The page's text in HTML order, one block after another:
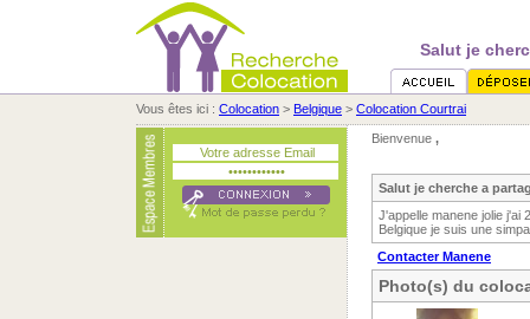
Salut je
Vous êtes ici : Colocation > Belgique > Colocation Courtrai
Bienvenue ,
Salut je cherche a
J'appelle manene jolie j'ai
Belgique je suis une
Contacter Manene
Photo(s) du